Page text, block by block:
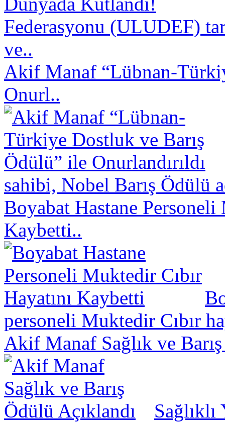
Federasyonu (ULUDEF)
ve..
Akif Manaf “Lübnan-
Onurl..
sahibi, Nobel Barış Ödülü
Boyabat Hastane Personeli
Kaybetti..
personeli Muktedir Cıbır
Akif Manaf Sağlık ve